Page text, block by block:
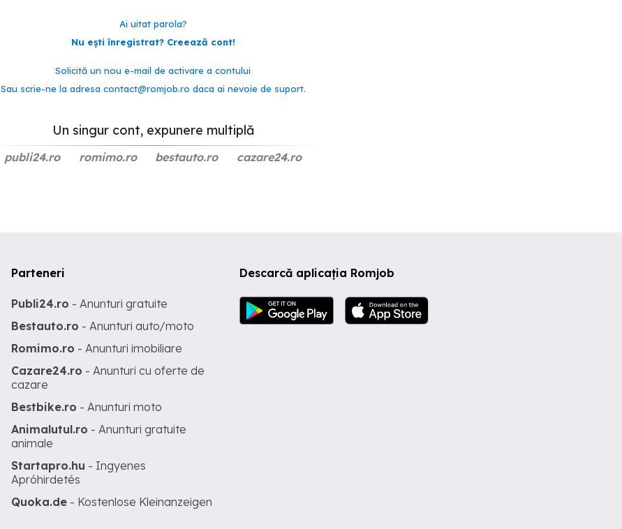
Ai uitat parola?
Nu ești înregistrat? Creează cont!
Solicită un nou e-mail de activare a contului
Sau scrie-ne la adresa contact@romjob.ro daca ai nevoie de suport.
Un singur cont, expunere multiplă
publi24.ro romimo.ro bestauto.ro cazare24.ro
Descarcă aplicația Romjob
Parteneri
Publi24.ro - Anunturi gratuite
Bestauto.ro - Anunturi auto/moto
Romimo.ro - Anunturi imobiliare
Cazare24.ro - Anunturi cu oferte de
cazare
Bestbike.ro - Anunturi moto
Animalutul.ro - Anunturi gratuite
animale
Startapro.hu - Ingyenes
Apróhirdetés
Quoka.de - Kostenlose Kleinanzeigen